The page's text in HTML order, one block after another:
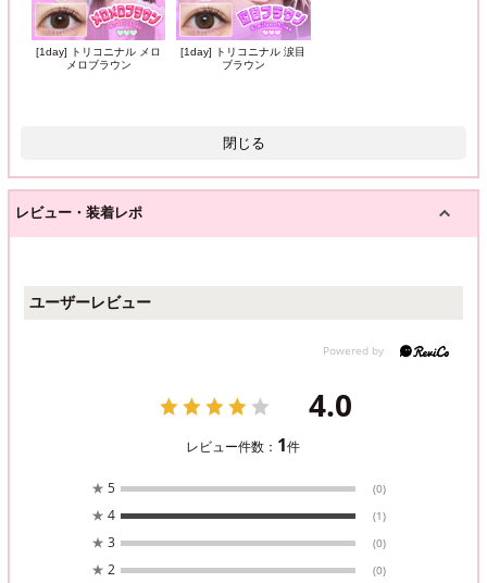
[1day] トリコニナル メロ
メロブラウン
[1day] トリコニナル 涙目
ブラウン
閉じる
レビュー・装着レポ
ユーザーレビュー
4.0
レビュー件数： 1件
★ 5 (0)
★ 4 (1)
★ 3 (0)
★ 2 (0)